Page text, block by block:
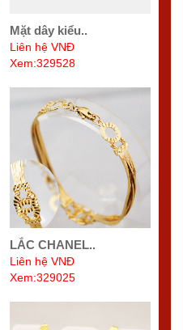
Mặt dây kiểu..
Liên hệ VNĐ
Xem:329528
LẮC CHANEL..
Liên hệ VNĐ
Xem:329025